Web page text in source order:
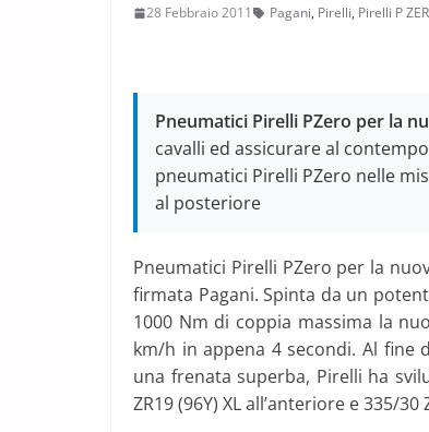
28 Febbraio 2011 Pagani, Pirelli, Pirelli P
Pneumatici Pirelli PZero per la
cavalli ed assicurare al
pneumatici Pirelli PZero nelle
al posteriore
Pneumatici Pirelli PZero per la
firmata Pagani. Spinta da un
1000 Nm di coppia massima la
km/h in appena 4 secondi. Al fine
una frenata superba, Pirelli ha
ZR19 (96Y) XL all’anteriore e 335/